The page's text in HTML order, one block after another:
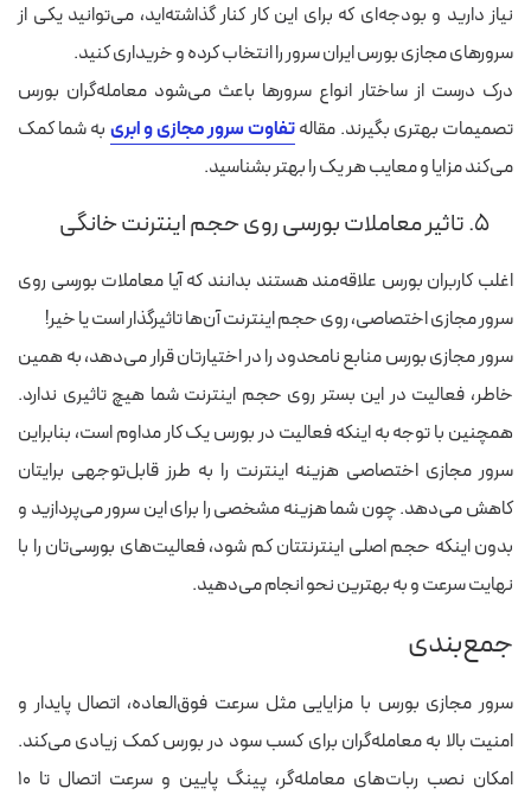
نیاز دارید و بودجه‌ای که برای این کار کنار گذاشته‌اید، می‌توانید یکی از
سرورهای مجازی بورس ایران سرور را انتخاب کرده و خریداری کنید.
درک درست از ساختار انواع سرورها باعث می‌شود معامله‌گران بورس
تصمیمات بهتری بگیرند. مقالهتفاوت سرور مجازی و ابری به شما کمک
می‌کند مزایا و معایب هر یک را بهتر بشناسید.
۵. تاثیر معاملات بورسی روی حجم اینترنت خانگی
اغلب کاربران بورس علاقه‌مند هستند بدانند که آیا معاملات بورسی روی
سرور مجازی اختصاصی، روی حجم اینترنت آن‌ها تاثیرگذار است یا خیر!
سرور مجازی بورس منابع نامحدود را در اختیارتان قرار می‌دهد، به همین
خاطر، فعالیت در این بستر روی حجم اینترنت شما هیچ تاثیری ندارد.
همچنین با توجه به اینکه فعالیت در بورس یک کار مداوم است، بنابراین
سرور مجازی اختصاصی هزینه اینترنت را به طرز قابل‌توجهی برایتان
کاهش می‌دهد. چون شما هزینه مشخصی را برای این سرور می‌پردازید و
بدون اینکه حجم اصلی اینترنتتان کم شود، فعالیت‌های بورسی‌تان را با
نهایت سرعت و به بهترین نحو انجام می‌دهید.
جمع‌بندی
سرور مجازی بورس با مزایایی مثل سرعت فوق‌العاده، اتصال پایدار و
امنیت بالا به معامله‌گران برای کسب سود در بورس کمک زیادی می‌کند.
امکان نصب ربات‌های معامله‌گر، پینگ پایین و سرعت اتصال تا ۱۰